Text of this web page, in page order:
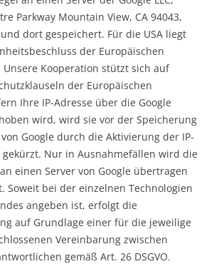
Parkway Mountain View, CA 94043,
dort gespeichert. Für die USA liegt
der Europäischen
Unsere Kooperation stützt sich auf
der Europäischen
Ihre IP-Adresse über die Google
wird, wird sie vor der Speicherung
Google durch die Aktivierung der IP-
Nur in Ausnahmefällen wird die
einen Server von Google übertragen
Soweit bei der einzelnen Technologien
angeben ist, erfolgt die
auf Grundlage einer für die jeweilige
Vereinbarung zwischen
gemäß Art. 26 DSGVO.